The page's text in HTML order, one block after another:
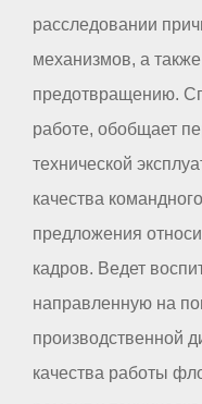
расследовании
механизмов, а
предотвращению.
работе, обобщает
технической
качества
предложения
кадров. Ведет
направленную на
производственной
качества работы